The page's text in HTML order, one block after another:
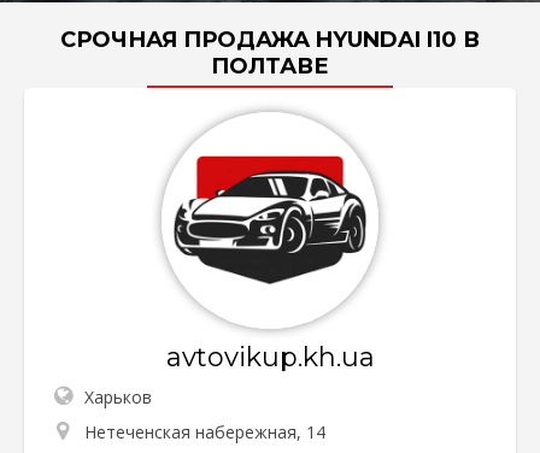
СРОЧНАЯ ПРОДАЖА HYUNDAI I10 В
ПОЛТАВЕ
avtovikup.kh.ua
Харьков
Нетеченская набережная, 14